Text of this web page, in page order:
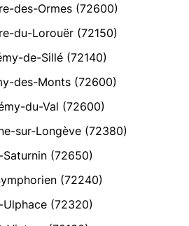
des-Ormes (72600)
du-Lorouër (72150)
de-Sillé (72140)
des-Monts (72600)
du-Val (72600)
sur-Longève (72380)
Saturnin (72650)
(72240)
Ulphace (72320)